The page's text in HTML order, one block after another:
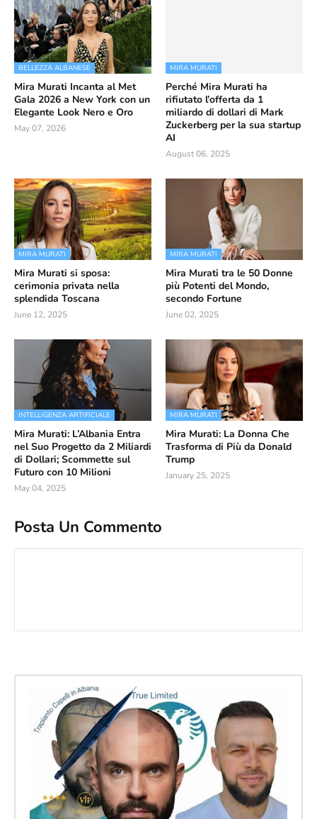
BELLEZZA ALBANESE
Mira Murati Incanta al Met
Gala 2026 a New York con un
Elegante Look Nero e Oro
May 07, 2026
MIRA MURATI
Perché Mira Murati ha
rifiutato l’offerta da 1
miliardo di dollari di Mark
Zuckerberg per la sua startup
AI
August 06, 2025
MIRA MURATI
Mira Murati si sposa:
cerimonia privata nella
splendida Toscana
June 12, 2025
MIRA MURATI
Mira Murati tra le 50 Donne
più Potenti del Mondo,
secondo Fortune
June 02, 2025
INTELLIGENZA ARTIFICIALE
Mira Murati: L’Albania Entra
nel Suo Progetto da 2 Miliardi
di Dollari; Scommette sul
Futuro con 10 Milioni
May 04, 2025
MIRA MURATI
Mira Murati: La Donna Che
Trasforma di Più da Donald
Trump
January 25, 2025
Posta Un Commento